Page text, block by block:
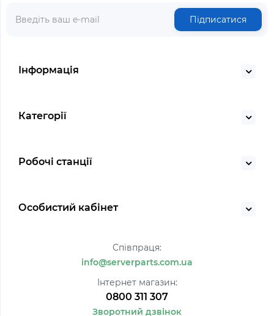
Підписатися
Інформація
Категорії
Робочі станції
Особистий кабінет
Співпраця:
info@serverparts.com.ua
Інтернет магазин:
0800 311 307
Зворотний дзвінок